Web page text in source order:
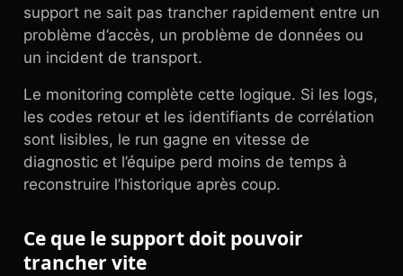
support ne sait pas trancher rapidement entre un
problème d’accès, un problème de données ou
un incident de transport.
Le monitoring complète cette logique. Si les logs,
les codes retour et les identifiants de corrélation
sont lisibles, le run gagne en vitesse de
diagnostic et l’équipe perd moins de temps à
reconstruire l’historique après coup.
Ce que le support doit pouvoir
trancher vite